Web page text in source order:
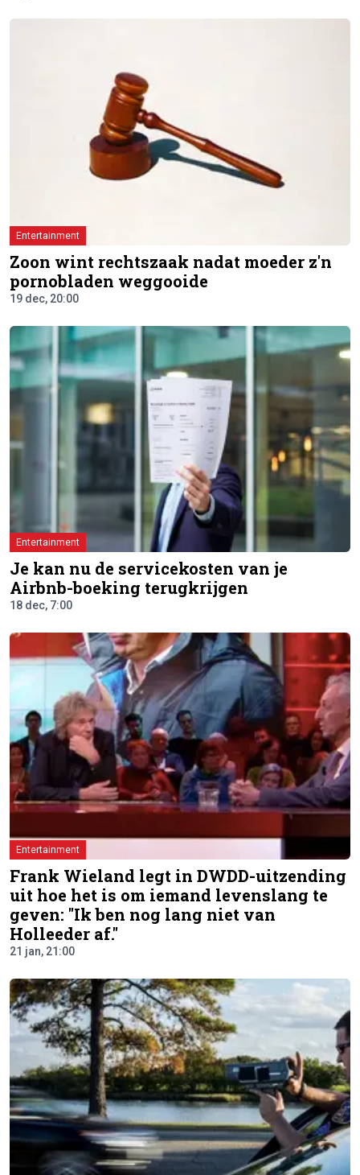
Entertainment
Zoon wint rechtszaak nadat moeder z'n
pornobladen weggooide
19 dec, 20:00
Entertainment
Je kan nu de servicekosten van je
Airbnb-boeking terugkrijgen
18 dec, 7:00
Entertainment
Frank Wieland legt in DWDD-uitzending
uit hoe het is om iemand levenslang te
geven: "Ik ben nog lang niet van
Holleeder af."
21 jan, 21:00